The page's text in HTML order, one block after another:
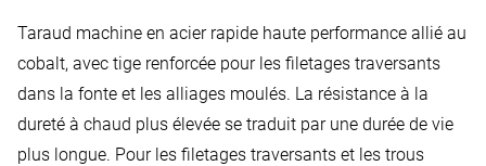
Taraud machine en acier rapide haute performance allié au
cobalt, avec tige renforcée pour les filetages traversants
dans la fonte et les alliages moulés. La résistance à la
dureté à chaud plus élevée se traduit par une durée de vie
plus longue. Pour les filetages traversants et les trous